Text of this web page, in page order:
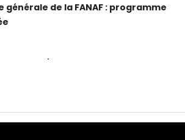
générale de la FANAF : programme